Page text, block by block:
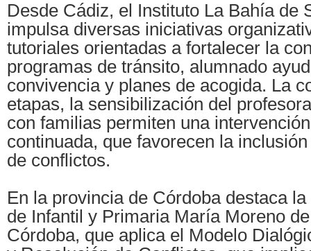
Desde Cádiz, el Instituto La Bahía de
impulsa diversas iniciativas
tutoriales orientadas a fortalecer la
programas de tránsito, alumnado
convivencia y planes de acogida. La
etapas, la sensibilización del
con familias permiten una
continuada, que favorecen la
de conflictos.
En la provincia de Córdoba destaca
de Infantil y Primaria María Moreno
Córdoba, que aplica el Modelo